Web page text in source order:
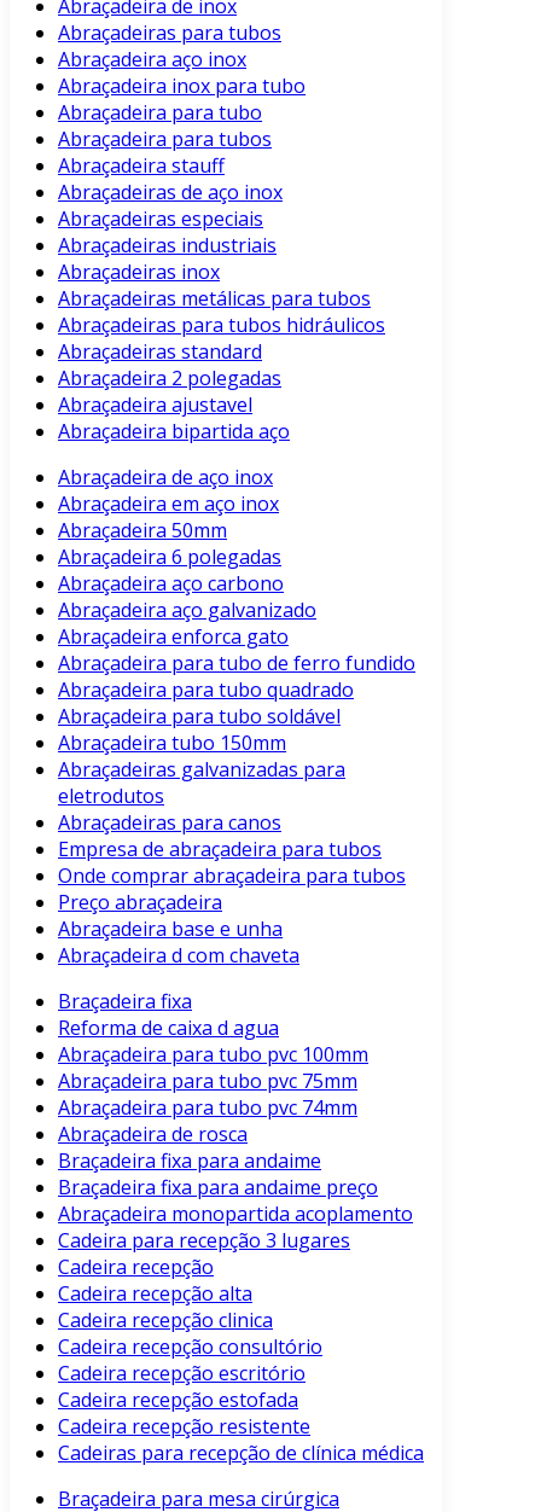
Abraçadeira de inox
Abraçadeiras para tubos
Abraçadeira aço inox
Abraçadeira inox para tubo
Abraçadeira para tubo
Abraçadeira para tubos
Abraçadeira stauff
Abraçadeiras de aço inox
Abraçadeiras especiais
Abraçadeiras industriais
Abraçadeiras inox
Abraçadeiras metálicas para tubos
Abraçadeiras para tubos hidráulicos
Abraçadeiras standard
Abraçadeira 2 polegadas
Abraçadeira ajustavel
Abraçadeira bipartida aço
Abraçadeira de aço inox
Abraçadeira em aço inox
Abraçadeira 50mm
Abraçadeira 6 polegadas
Abraçadeira aço carbono
Abraçadeira aço galvanizado
Abraçadeira enforca gato
Abraçadeira para tubo de ferro fundido
Abraçadeira para tubo quadrado
Abraçadeira para tubo soldável
Abraçadeira tubo 150mm
Abraçadeiras galvanizadas para
eletrodutos
Abraçadeiras para canos
Empresa de abraçadeira para tubos
Onde comprar abraçadeira para tubos
Preço abraçadeira
Abraçadeira base e unha
Abraçadeira d com chaveta
Braçadeira fixa
Reforma de caixa d agua
Abraçadeira para tubo pvc 100mm
Abraçadeira para tubo pvc 75mm
Abraçadeira para tubo pvc 74mm
Abraçadeira de rosca
Braçadeira fixa para andaime
Braçadeira fixa para andaime preço
Abraçadeira monopartida acoplamento
Cadeira para recepção 3 lugares
Cadeira recepção
Cadeira recepção alta
Cadeira recepção clinica
Cadeira recepção consultório
Cadeira recepção escritório
Cadeira recepção estofada
Cadeira recepção resistente
Cadeiras para recepção de clínica médica
Braçadeira para mesa cirúrgica